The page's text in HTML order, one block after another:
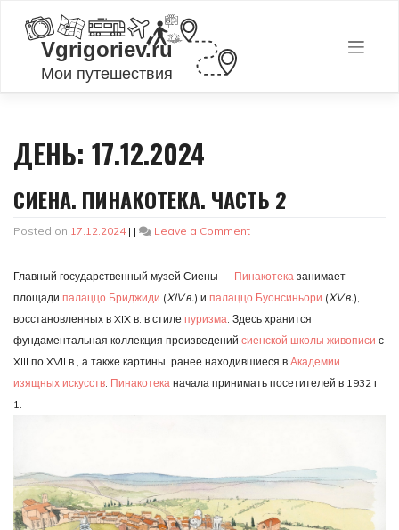
content
ДЕНЬ: 17.12.2024
СИЕНА. ПИНАКОТЕКА. ЧАСТЬ 2
Posted on 17.12.2024| | Leave a Commenton
Часть
2
Главный государственный музей Сиены — Пинакотека занимает
площади палаццо Бриджиди (XIV в.) и палаццо Буонсиньори (XV в.),
восстановленных в XIX в. в стиле пуризма. Здесь хранится
фундаментальная коллекция произведений сиенской школы живописи с
XIII по XVII в., а также картины, ранее находившиеся в Академии
изящных искусств. Пинакотека начала принимать посетителей в 1932 г.
1.